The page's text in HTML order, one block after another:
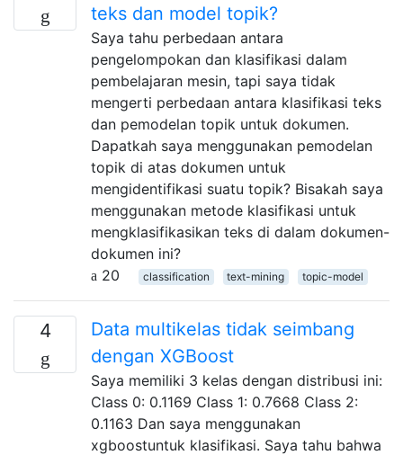
teks dan model topik?
Saya tahu perbedaan antara
pengelompokan dan klasifikasi dalam
pembelajaran mesin, tapi saya tidak
mengerti perbedaan antara klasifikasi teks
dan pemodelan topik untuk dokumen.
Dapatkah saya menggunakan pemodelan
topik di atas dokumen untuk
mengidentifikasi suatu topik? Bisakah saya
menggunakan metode klasifikasi untuk
mengklasifikasikan teks di dalam dokumen-
dokumen ini?
20
classification text-mining topic-model
4
Data multikelas tidak seimbang
dengan XGBoost
Saya memiliki 3 kelas dengan distribusi ini:
Class 0: 0.1169 Class 1: 0.7668 Class 2:
0.1163 Dan saya menggunakan
xgboostuntuk klasifikasi. Saya tahu bahwa